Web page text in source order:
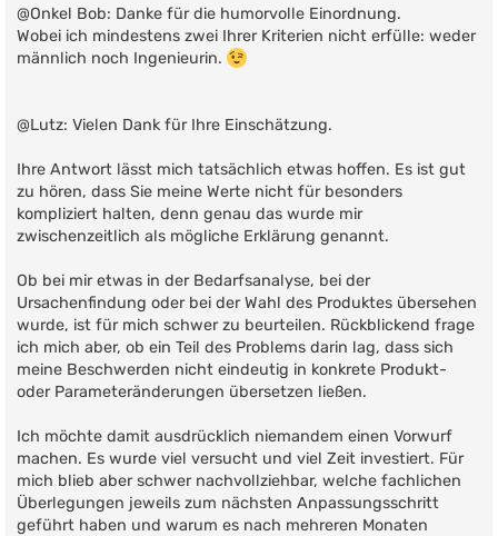
i
r
a
@Onkel Bob: Danke für die humorvolle Einordnung.
Wobei ich mindestens zwei Ihrer Kriterien nicht erfülle: weder
männlich noch Ingenieurin.
@Lutz: Vielen Dank für Ihre Einschätzung.
Ihre Antwort lässt mich tatsächlich etwas hoffen. Es ist gut
zu hören, dass Sie meine Werte nicht für besonders
kompliziert halten, denn genau das wurde mir
zwischenzeitlich als mögliche Erklärung genannt.
Ob bei mir etwas in der Bedarfsanalyse, bei der
Ursachenfindung oder bei der Wahl des Produktes übersehen
wurde, ist für mich schwer zu beurteilen. Rückblickend frage
ich mich aber, ob ein Teil des Problems darin lag, dass sich
meine Beschwerden nicht eindeutig in konkrete Produkt-
oder Parameteränderungen übersetzen ließen.
Ich möchte damit ausdrücklich niemandem einen Vorwurf
machen. Es wurde viel versucht und viel Zeit investiert. Für
mich blieb aber schwer nachvollziehbar, welche fachlichen
Überlegungen jeweils zum nächsten Anpassungsschritt
geführt haben und warum es nach mehreren Monaten